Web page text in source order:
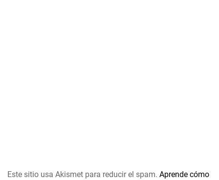
Este sitio usa Akismet para reducir el spam. Aprende cómo